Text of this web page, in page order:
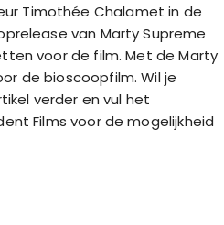
Timothée Chalamet in de
van Marty Supreme
voor de film. Met de Marty
de bioscoopfilm. Wil je
verder en vul het
Films voor de mogelijkheid